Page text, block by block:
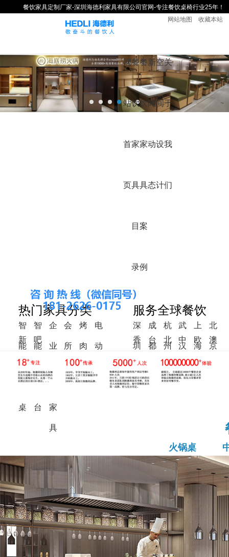
餐饮家具定制厂家-深圳海德利家具有限公司官网-专注餐饮桌椅行业25年！
收藏本站
网站地图
网
站
首
页
餐
饮
家
具
目
录
餐
饮
家
具
案
例
新
闻
动
态
空
间
设
计
关
于
我
们
热门家具分类
智
能
火
桌
智
能
调
台
企
业
家
具
会
所
家
烤
肉
桌
电
动
新
中
式
吧
椅
服务全球餐饮
深
圳
成
都
杭
州
武
汉
上
海
北
京
香
港
台 北
美
中
东
欧
洲
澳
洲
火锅桌